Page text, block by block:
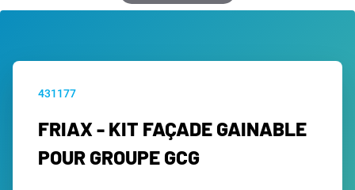
431177
FRIAX - KIT FAÇADE GAINABLE
POUR GROUPE GCG